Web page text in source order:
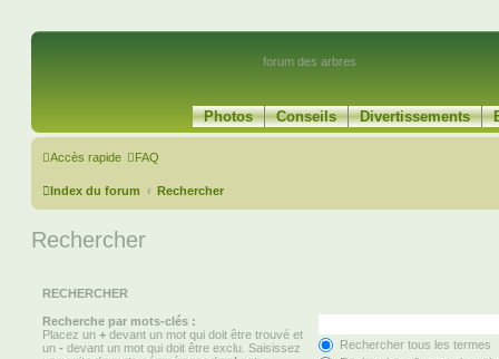
forum des arbres
Photos Conseils Divertissements
Accès rapide FAQ
Index du forum Rechercher
Rechercher
RECHERCHER
Recherche par mots-clés :
Placez un + devant un mot qui doit être trouvé et
un - devant un mot qui doit être exclu. Saisissez
Rechercher tous les termes